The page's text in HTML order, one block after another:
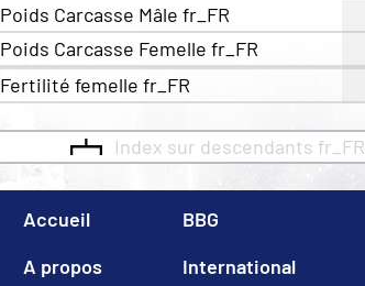
Poids Carcasse Mâle fr_FR
Poids Carcasse Femelle fr_FR
Fertilité femelle fr_FR
Index sur descendants fr_FR
Accueil
A propos
BBG
International